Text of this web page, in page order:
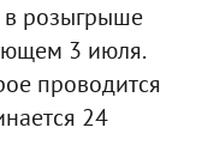
в розыгрыше
3 июля.
проводится
24